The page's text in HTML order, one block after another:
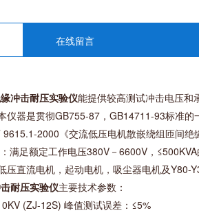
在线留言
冲击耐压实验仪能提供较高测试冲击电压和
仪器是贯彻GB755-87，GB14711-93标准
2000《交流低压电机散嵌绕组匝间绝
满足额定工作电压380V－6600V，
压直流电机，起动电机，吸尘器电机及Y80-
耐压实验仪主要技术参数：
(ZJ-12S) 峰值测试误差：≤5%